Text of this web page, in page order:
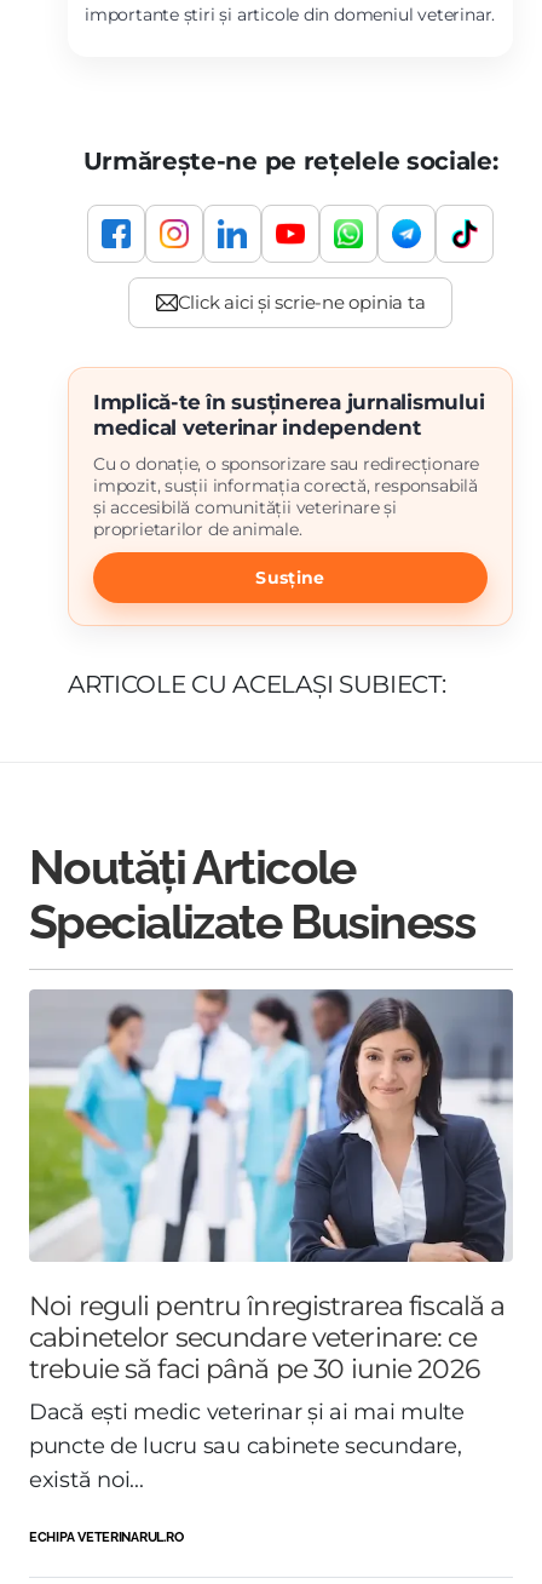
importante știri și articole din domeniul veterinar.
Urmărește-ne pe rețelele sociale:
Implică-te în susținerea jurnalismului
medical veterinar independent
Cu o donație, o sponsorizare sau redirecționare
impozit, susții informația corectă, responsabilă
și accesibilă comunității veterinare și
proprietarilor de animale.
Susține
ARTICOLE CU ACELAȘI SUBIECT:
Noutăți Articole
Specializate Business
Noi reguli pentru înregistrarea fiscală a
cabinetelor secundare veterinare: ce
trebuie să faci până pe 30 iunie 2026
Dacă ești medic veterinar și ai mai multe
puncte de lucru sau cabinete secundare,
există noi...
ECHIPA VETERINARUL.RO